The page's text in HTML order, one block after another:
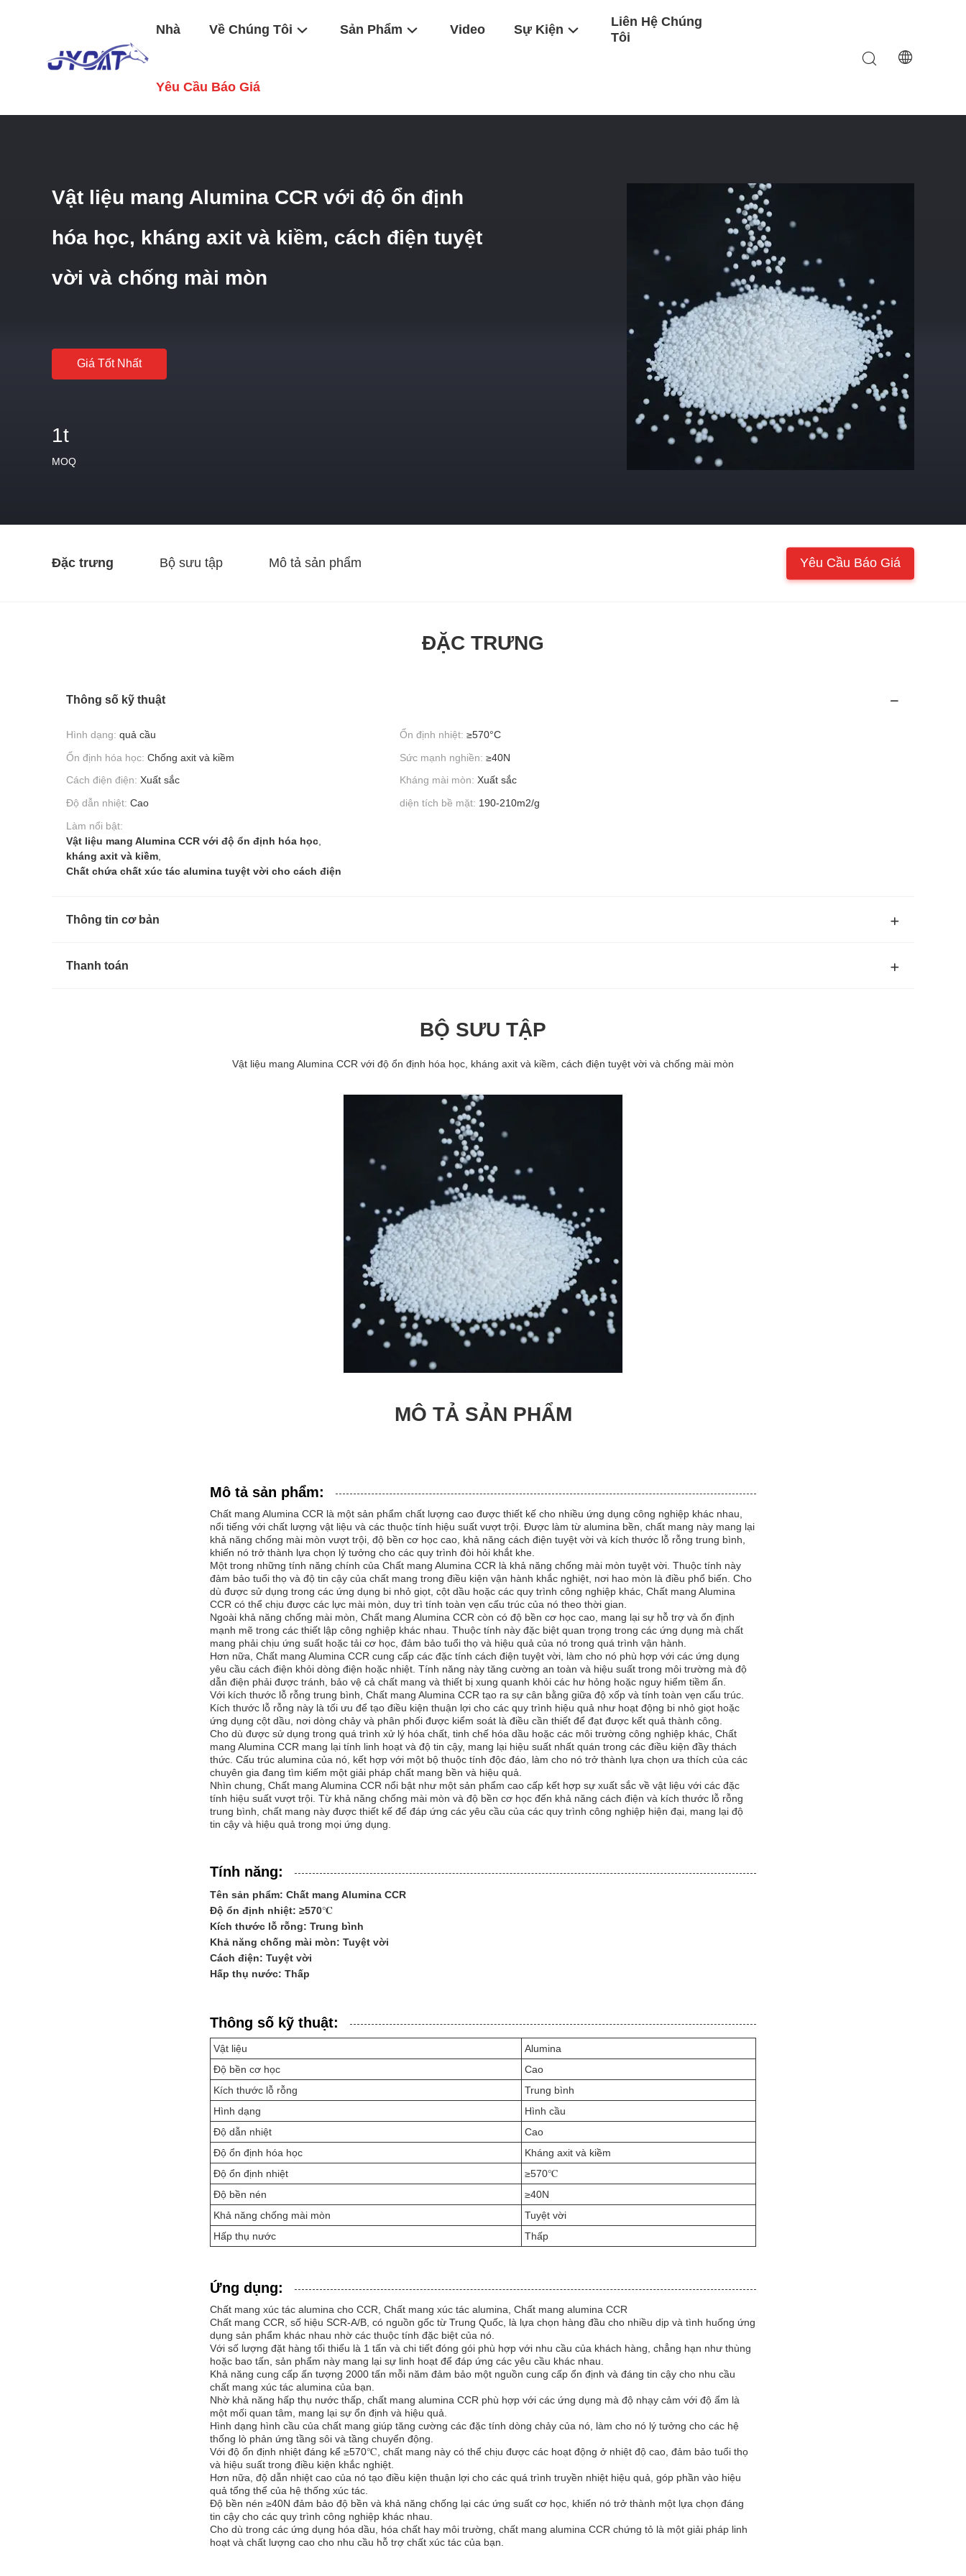
Nhà Về Chúng Tôi Sản Phẩm Video Sự Kiện
Liên Hệ Chúng
Tôi
Yêu Cầu Báo Giá
Vật liệu mang Alumina CCR với độ ổn định
hóa học, kháng axit và kiềm, cách điện tuyệt
vời và chống mài mòn
Giá Tốt Nhất
1t
MOQ
Đặc trưng Bộ sưu tập Mô tả sản phẩm Yêu Cầu Báo Giá
ĐẶC TRƯNG
Thông số kỹ thuật
Hình dạng: quả cầu Ổn định nhiệt: ≥570°C
Ổn định hóa học: Chống axit và kiềm Sức mạnh nghiền: ≥40N
Cách điện điện: Xuất sắc Kháng mài mòn: Xuất sắc
Độ dẫn nhiệt: Cao diện tích bề mặt: 190-210m2/g
Làm nổi bật:
Vật liệu mang Alumina CCR với độ ổn định hóa học
kháng axit và kiềm
Chất chứa chất xúc tác alumina tuyệt vời cho cách điện
Thông tin cơ bản
Thanh toán
BỘ SƯU TẬP
Vật liệu mang Alumina CCR với độ ổn định hóa học, kháng axit và kiềm, cách điện tuyệt vời và chống mài mòn
MÔ TẢ SẢN PHẨM
Mô tả sản phẩm:
Chất mang Alumina CCR là một sản phẩm chất lượng cao được thiết kế cho nhiều ứng dụng công nghiệp khác nhau,
nổi tiếng với chất lượng vật liệu và các thuộc tính hiệu suất vượt trội. Được làm từ alumina bền, chất mang này mang lại
khả năng chống mài mòn vượt trội, độ bền cơ học cao, khả năng cách điện tuyệt vời và kích thước lỗ rỗng trung bình,
khiến nó trở thành lựa chọn lý tưởng cho các quy trình đòi hỏi khắt khe.
Một trong những tính năng chính của Chất mang Alumina CCR là khả năng chống mài mòn tuyệt vời. Thuộc tính này
đảm bảo tuổi thọ và độ tin cậy của chất mang trong điều kiện vận hành khắc nghiệt, nơi hao mòn là điều phổ biến. Cho
dù được sử dụng trong các ứng dụng bi nhỏ giọt, cột dầu hoặc các quy trình công nghiệp khác, Chất mang Alumina
CCR có thể chịu được các lực mài mòn, duy trì tính toàn vẹn cấu trúc của nó theo thời gian.
Ngoài khả năng chống mài mòn, Chất mang Alumina CCR còn có độ bền cơ học cao, mang lại sự hỗ trợ và ổn định
mạnh mẽ trong các thiết lập công nghiệp khác nhau. Thuộc tính này đặc biệt quan trọng trong các ứng dụng mà chất
mang phải chịu ứng suất hoặc tải cơ học, đảm bảo tuổi thọ và hiệu quả của nó trong quá trình vận hành.
Hơn nữa, Chất mang Alumina CCR cung cấp các đặc tính cách điện tuyệt vời, làm cho nó phù hợp với các ứng dụng
yêu cầu cách điện khỏi dòng điện hoặc nhiệt. Tính năng này tăng cường an toàn và hiệu suất trong môi trường mà độ
dẫn điện phải được tránh, bảo vệ cả chất mang và thiết bị xung quanh khỏi các hư hỏng hoặc nguy hiểm tiềm ẩn.
Với kích thước lỗ rỗng trung bình, Chất mang Alumina CCR tạo ra sự cân bằng giữa độ xốp và tính toàn vẹn cấu trúc.
Kích thước lỗ rỗng này là tối ưu để tạo điều kiện thuận lợi cho các quy trình hiệu quả như hoạt động bi nhỏ giọt hoặc
ứng dụng cột dầu, nơi dòng chảy và phân phối được kiểm soát là điều cần thiết để đạt được kết quả thành công.
Cho dù được sử dụng trong quá trình xử lý hóa chất, tinh chế hóa dầu hoặc các môi trường công nghiệp khác, Chất
mang Alumina CCR mang lại tính linh hoạt và độ tin cậy, mang lại hiệu suất nhất quán trong các điều kiện đầy thách
thức. Cấu trúc alumina của nó, kết hợp với một bộ thuộc tính độc đáo, làm cho nó trở thành lựa chọn ưa thích của các
chuyên gia đang tìm kiếm một giải pháp chất mang bền và hiệu quả.
Nhìn chung, Chất mang Alumina CCR nổi bật như một sản phẩm cao cấp kết hợp sự xuất sắc về vật liệu với các đặc
tính hiệu suất vượt trội. Từ khả năng chống mài mòn và độ bền cơ học đến khả năng cách điện và kích thước lỗ rỗng
trung bình, chất mang này được thiết kế để đáp ứng các yêu cầu của các quy trình công nghiệp hiện đại, mang lại độ
tin cậy và hiệu quả trong mọi ứng dụng.
Tính năng:
Tên sản phẩm: Chất mang Alumina CCR
Độ ổn định nhiệt: ≥570℃
Kích thước lỗ rỗng: Trung bình
Khả năng chống mài mòn: Tuyệt vời
Cách điện: Tuyệt vời
Hấp thụ nước: Thấp
Thông số kỹ thuật:
Vật liệu
Alumina
Độ bền cơ học
Cao
Kích thước lỗ rỗng
Trung bình
Hình dạng
Hình cầu
Độ dẫn nhiệt
Cao
Độ ổn định hóa học
Kháng axit và kiềm
Độ ổn định nhiệt
≥570℃
Độ bền nén
≥40N
Khả năng chống mài mòn
Tuyệt vời
Hấp thụ nước
Thấp
Ứng dụng:
Chất mang xúc tác alumina cho CCR, Chất mang xúc tác alumina, Chất mang alumina CCR
Chất mang CCR, số hiệu SCR-A/B, có nguồn gốc từ Trung Quốc, là lựa chọn hàng đầu cho nhiều dịp và tình huống ứng
dụng sản phẩm khác nhau nhờ các thuộc tính đặc biệt của nó.
Với số lượng đặt hàng tối thiểu là 1 tấn và chi tiết đóng gói phù hợp với nhu cầu của khách hàng, chẳng hạn như thùng
hoặc bao tấn, sản phẩm này mang lại sự linh hoạt để đáp ứng các yêu cầu khác nhau.
Khả năng cung cấp ấn tượng 2000 tấn mỗi năm đảm bảo một nguồn cung cấp ổn định và đáng tin cậy cho nhu cầu
chất mang xúc tác alumina của bạn.
Nhờ khả năng hấp thụ nước thấp, chất mang alumina CCR phù hợp với các ứng dụng mà độ nhạy cảm với độ ẩm là
một mối quan tâm, mang lại sự ổn định và hiệu quả.
Hình dạng hình cầu của chất mang giúp tăng cường các đặc tính dòng chảy của nó, làm cho nó lý tưởng cho các hệ
thống lò phản ứng tầng sôi và tầng chuyển động.
Với độ ổn định nhiệt đáng kể ≥570℃, chất mang này có thể chịu được các hoạt động ở nhiệt độ cao, đảm bảo tuổi thọ
và hiệu suất trong điều kiện khắc nghiệt.
Hơn nữa, độ dẫn nhiệt cao của nó tạo điều kiện thuận lợi cho các quá trình truyền nhiệt hiệu quả, góp phần vào hiệu
quả tổng thể của hệ thống xúc tác.
Độ bền nén ≥40N đảm bảo độ bền và khả năng chống lại các ứng suất cơ học, khiến nó trở thành một lựa chọn đáng
tin cậy cho các quy trình công nghiệp khác nhau.
Cho dù trong các ứng dụng hóa dầu, hóa chất hay môi trường, chất mang alumina CCR chứng tỏ là một giải pháp linh
hoạt và chất lượng cao cho nhu cầu hỗ trợ chất xúc tác của bạn.